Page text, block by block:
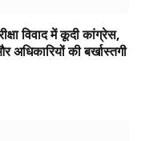
विवाद में कूदी कांग्रेस,
की बर्खास्तगी